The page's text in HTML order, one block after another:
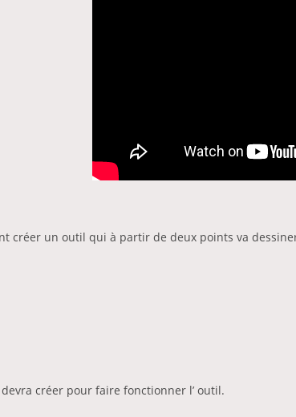
créer un outil qui à partir de deux points va
créer pour faire fonctionner l’ outil.